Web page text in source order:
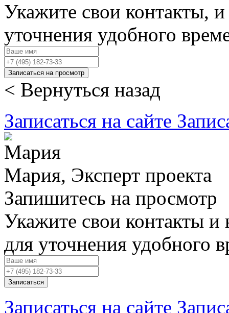
Укажите свои контакты,
уточнения удобного
Записаться на просмотр
< Вернуться назад
Записаться на сайте
Мария, Эксперт проекта
Запишитесь на просмотр
Укажите свои контакты и
для уточнения удобного
Записаться
Записаться на сайте